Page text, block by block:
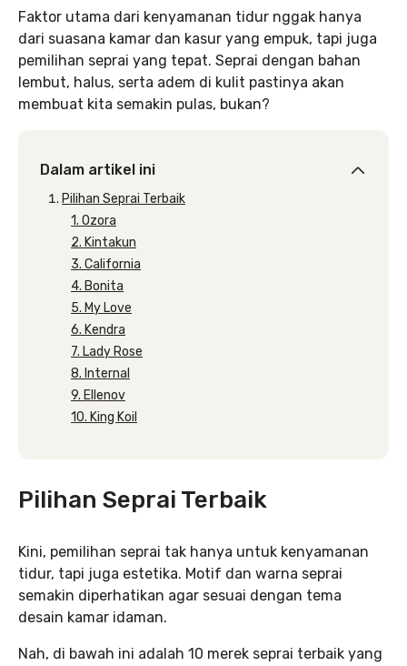
Faktor utama dari kenyamanan tidur nggak hanya
dari suasana kamar dan kasur yang empuk, tapi juga
pemilihan seprai yang tepat. Seprai dengan bahan
lembut, halus, serta adem di kulit pastinya akan
membuat kita semakin pulas, bukan?
Dalam artikel ini
Pilihan Seprai Terbaik
1. Ozora
2. Kintakun
3. California
4. Bonita
5. My Love
6. Kendra
7. Lady Rose
8. Internal
9. Ellenov
10. King Koil
Pilihan Seprai Terbaik
Kini, pemilihan seprai tak hanya untuk kenyamanan
tidur, tapi juga estetika. Motif dan warna seprai
semakin diperhatikan agar sesuai dengan tema
desain kamar idaman.
Nah, di bawah ini adalah 10 merek seprai terbaik yang